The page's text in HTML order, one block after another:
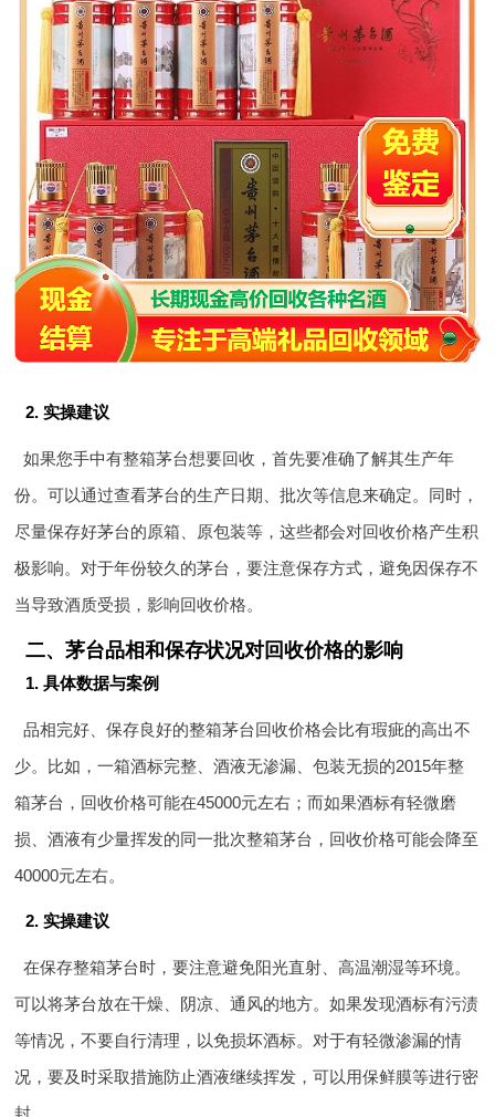
2. 实操建议
如果您手中有整箱茅台想要回收，首先要准确了解其生产年
份。可以通过查看茅台的生产日期、批次等信息来确定。同时，
尽量保存好茅台的原箱、原包装等，这些都会对回收价格产生积
极影响。对于年份较久的茅台，要注意保存方式，避免因保存不
当导致酒质受损，影响回收价格。
二、茅台品相和保存状况对回收价格的影响
1. 具体数据与案例
品相完好、保存良好的整箱茅台回收价格会比有瑕疵的高出不
少。比如，一箱酒标完整、酒液无渗漏、包装无损的2015年整
箱茅台，回收价格可能在45000元左右；而如果酒标有轻微磨
损、酒液有少量挥发的同一批次整箱茅台，回收价格可能会降至
40000元左右。
2. 实操建议
在保存整箱茅台时，要注意避免阳光直射、高温潮湿等环境。
可以将茅台放在干燥、阴凉、通风的地方。如果发现酒标有污渍
等情况，不要自行清理，以免损坏酒标。对于有轻微渗漏的情
况，要及时采取措施防止酒液继续挥发，可以用保鲜膜等进行密